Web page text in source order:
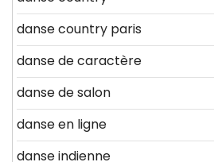
danse country paris
danse de caractère
danse de salon
danse en ligne
danse indienne